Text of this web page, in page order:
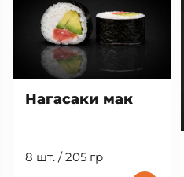
Нагасаки мак
8 шт. / 205 гр